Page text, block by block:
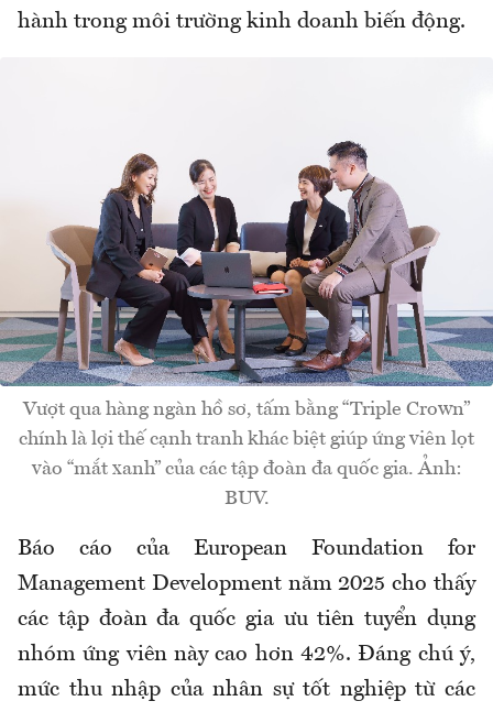
hành trong môi trường kinh doanh biến động.
Vượt qua hàng ngàn hồ sơ, tấm bằng “Triple Crown”
chính là lợi thế cạnh tranh khác biệt giúp ứng viên lọt
vào “mắt xanh” của các tập đoàn đa quốc gia. Ảnh:
BUV.
Báo cáo của European Foundation for
Management Development năm 2025 cho thấy
các tập đoàn đa quốc gia ưu tiên tuyển dụng
nhóm ứng viên này cao hơn 42%. Đáng chú ý,
mức thu nhập của nhân sự tốt nghiệp từ các